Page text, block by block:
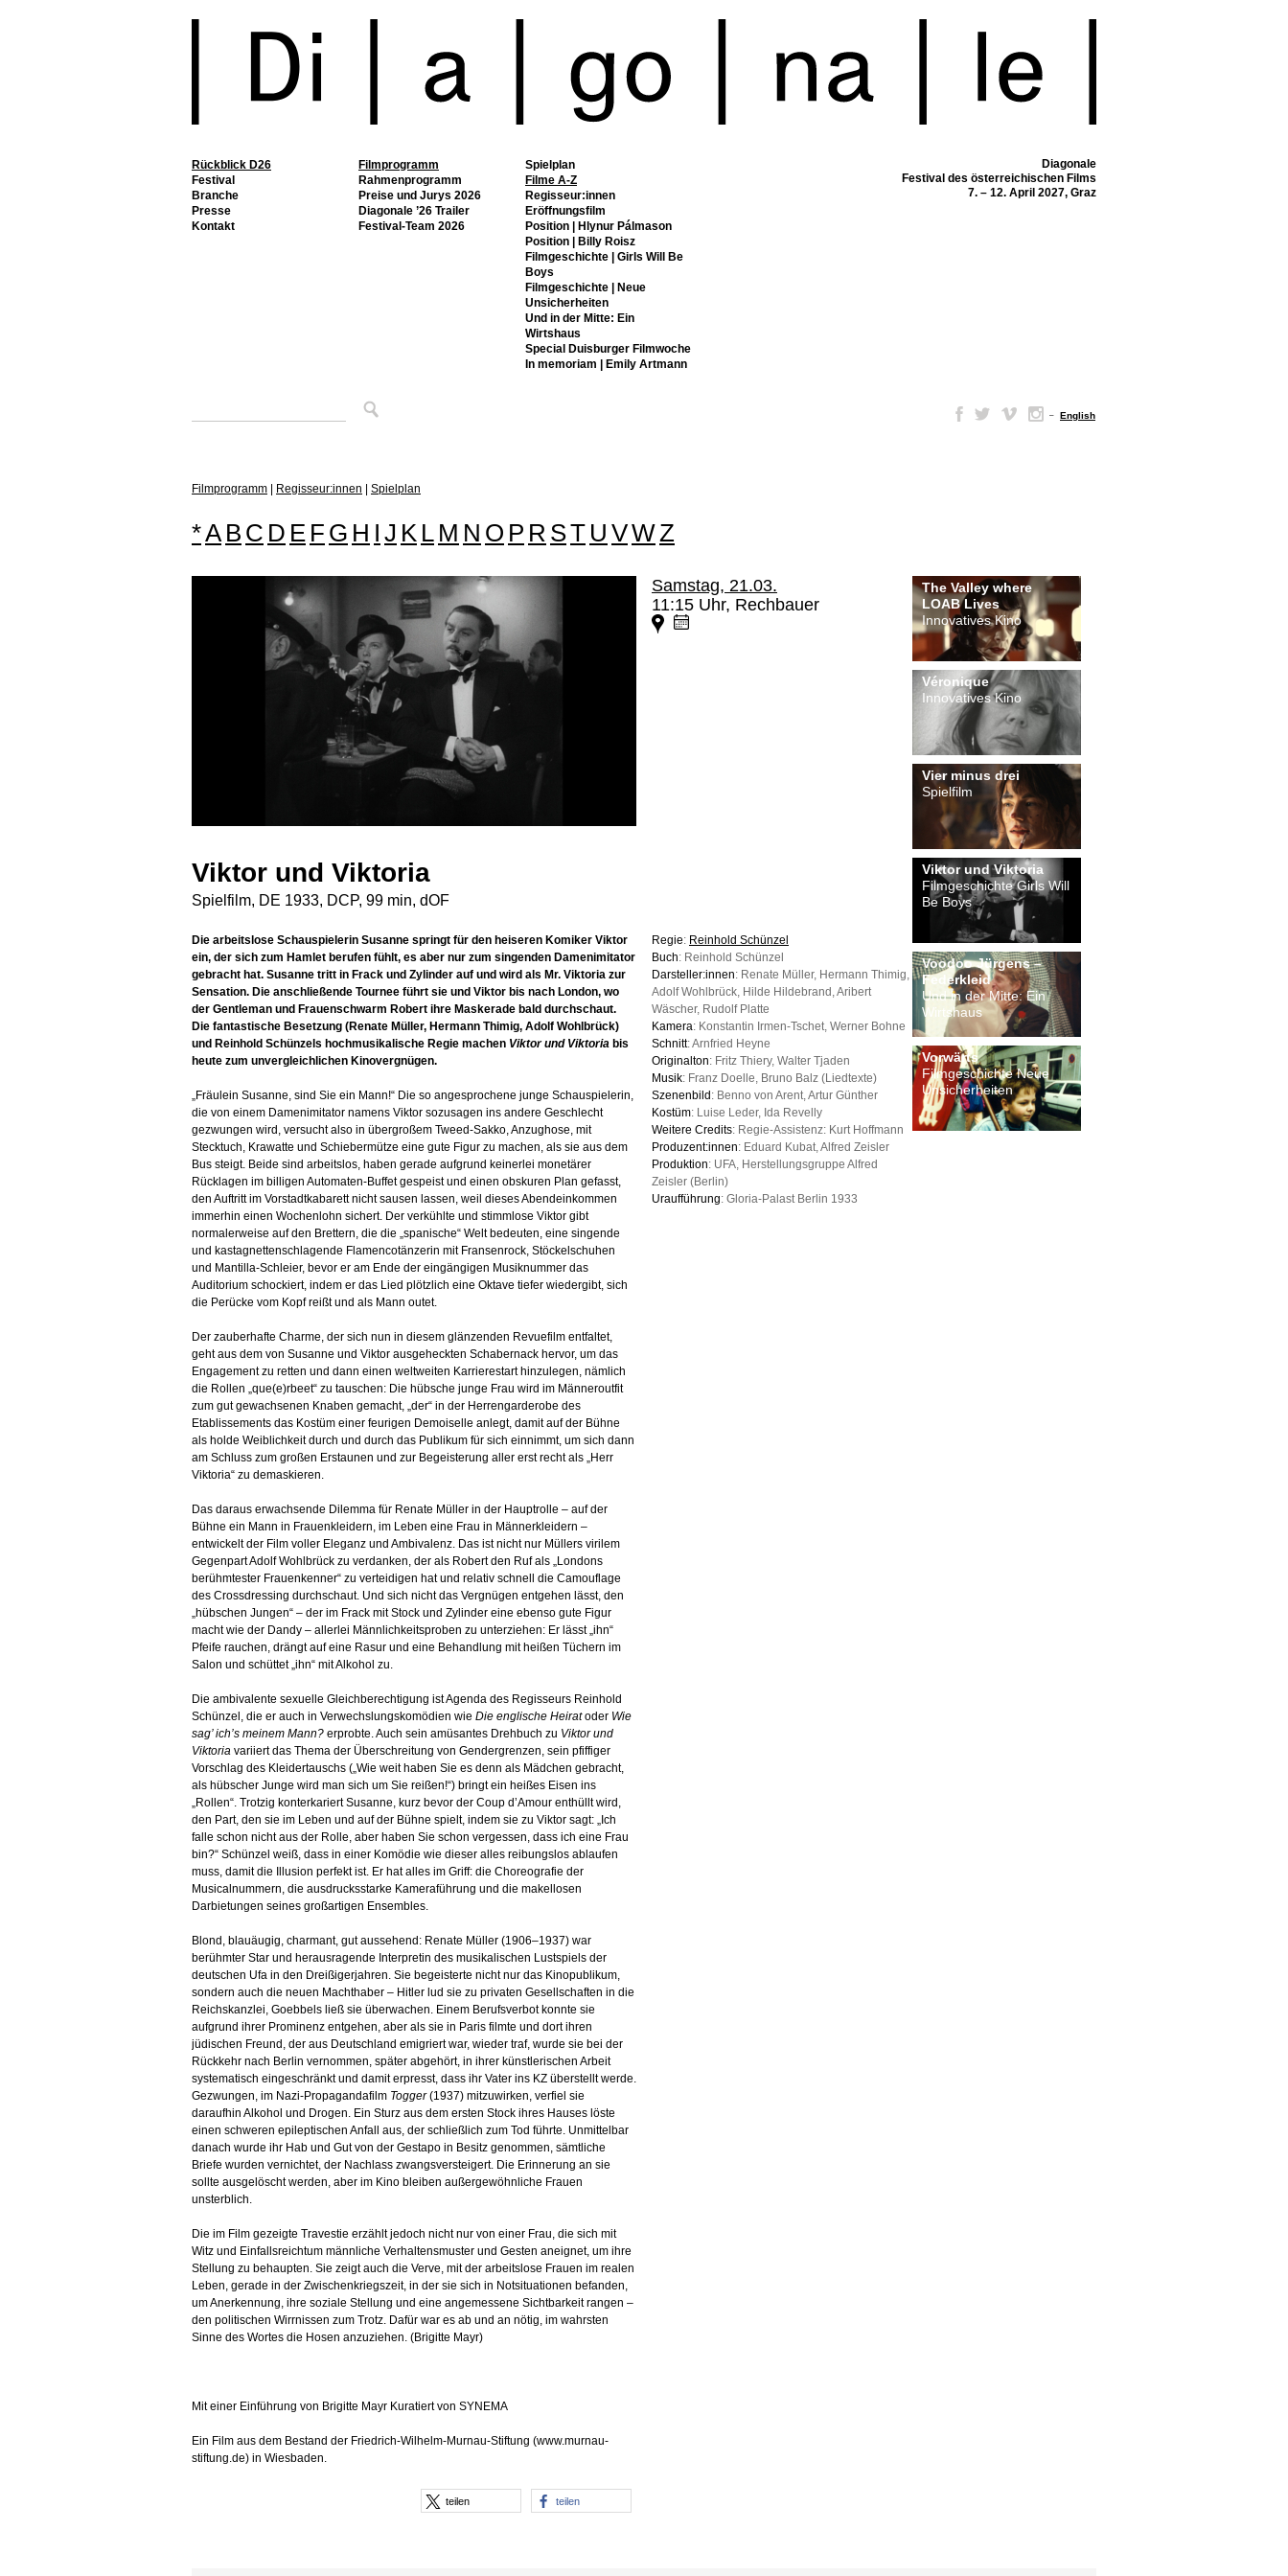
Rückblick D26 Filmprogramm
Spielplan
Filme A-Z
Regisseur:innen
Eröffnungsfilm
Position | Hlynur Pálmason
Position | Billy Roisz
Filmgeschichte | Girls Will Be
Boys
Filmgeschichte | Neue
Unsicherheiten
Und in der Mitte: Ein
Wirtshaus
Special Duisburger Filmwoche
In memoriam | Emily Artmann
Rahmenprogramm
Preise und Jurys 2026
Diagonale ’26 Trailer
Festival-Team 2026
Festival
Branche
Presse
Kontakt
Diagonale
Festival des österreichischen Films
7. – 12. April 2027, Graz
– English
Filmprogramm Regisseur:innen Spielplan
*A B C D E F G H I J K L M N O P R ST U VWZ
Samstag, 21.03.
11:15 Uhr, Rechbauer
Viktor und Viktoria
Spielfilm, DE 1933, DCP, 99 min, dOF
Die arbeitslose Schauspielerin Susanne springt für den heiseren Komiker Viktor
ein, der sich zum Hamlet berufen fühlt, es aber nur zum singenden Damenimitator
gebracht hat. Susanne tritt in Frack und Zylinder auf und wird als Mr. Viktoria zur
Sensation. Die anschließende Tournee führt sie und Viktor bis nach London, wo
der Gentleman und Frauenschwarm Robert ihre Maskerade bald durchschaut.
Die fantastische Besetzung (Renate Müller, Hermann Thimig, Adolf Wohlbrück)
und Reinhold Schünzels hochmusikalische Regie machen Viktor und Viktoria bis
heute zum unvergleichlichen Kinovergnügen.
„Fräulein Susanne, sind Sie ein Mann!“ Die so angesprochene junge Schauspielerin,
die von einem Damenimitator namens Viktor sozusagen ins andere Geschlecht
gezwungen wird, versucht also in übergroßem Tweed-Sakko, Anzughose, mit
Stecktuch, Krawatte und Schiebermütze eine gute Figur zu machen, als sie aus dem
Bus steigt. Beide sind arbeitslos, haben gerade aufgrund keinerlei monetärer
Rücklagen im billigen Automaten-Buffet gespeist und einen obskuren Plan gefasst,
den Auftritt im Vorstadtkabarett nicht sausen lassen, weil dieses Abendeinkommen
immerhin einen Wochenlohn sichert. Der verkühlte und stimmlose Viktor gibt
normalerweise auf den Brettern, die die „spanische“ Welt bedeuten, eine singende
und kastagnettenschlagende Flamencotänzerin mit Fransenrock, Stöckelschuhen
und Mantilla-Schleier, bevor er am Ende der eingängigen Musiknummer das
Auditorium schockiert, indem er das Lied plötzlich eine Oktave tiefer wiedergibt, sich
die Perücke vom Kopf reißt und als Mann outet.
Der zauberhafte Charme, der sich nun in diesem glänzenden Revuefilm entfaltet,
geht aus dem von Susanne und Viktor ausgeheckten Schabernack hervor, um das
Engagement zu retten und dann einen weltweiten Karrierestart hinzulegen, nämlich
die Rollen „que(e)rbeet“ zu tauschen: Die hübsche junge Frau wird im Männeroutfit
zum gut gewachsenen Knaben gemacht, „der“ in der Herrengarderobe des
Etablissements das Kostüm einer feurigen Demoiselle anlegt, damit auf der Bühne
als holde Weiblichkeit durch und durch das Publikum für sich einnimmt, um sich dann
am Schluss zum großen Erstaunen und zur Begeisterung aller erst recht als „Herr
Viktoria“ zu demaskieren.
Das daraus erwachsende Dilemma für Renate Müller in der Hauptrolle – auf der
Bühne ein Mann in Frauenkleidern, im Leben eine Frau in Männerkleidern –
entwickelt der Film voller Eleganz und Ambivalenz. Das ist nicht nur Müllers virilem
Gegenpart Adolf Wohlbrück zu verdanken, der als Robert den Ruf als „Londons
berühmtester Frauenkenner“ zu verteidigen hat und relativ schnell die Camouflage
des Crossdressing durchschaut. Und sich nicht das Vergnügen entgehen lässt, den
„hübschen Jungen“ – der im Frack mit Stock und Zylinder eine ebenso gute Figur
macht wie der Dandy – allerlei Männlichkeitsproben zu unterziehen: Er lässt „ihn“
Pfeife rauchen, drängt auf eine Rasur und eine Behandlung mit heißen Tüchern im
Salon und schüttet „ihn“ mit Alkohol zu.
Die ambivalente sexuelle Gleichberechtigung ist Agenda des Regisseurs Reinhold
Schünzel, die er auch in Verwechslungskomödien wie Die englische Heiratoder Wie
sag’ ich’s meinem Mann? erprobte. Auch sein amüsantes Drehbuch zu Viktor und
Viktoria variiert das Thema der Überschreitung von Gendergrenzen, sein pfiffiger
Vorschlag des Kleidertauschs („Wie weit haben Sie es denn als Mädchen gebracht,
als hübscher Junge wird man sich um Sie reißen!“) bringt ein heißes Eisen ins
„Rollen“. Trotzig konterkariert Susanne, kurz bevor der Coup d’Amour enthüllt wird,
den Part, den sie im Leben und auf der Bühne spielt, indem sie zu Viktor sagt: „Ich
falle schon nicht aus der Rolle, aber haben Sie schon vergessen, dass ich eine Frau
bin?“ Schünzel weiß, dass in einer Komödie wie dieser alles reibungslos ablaufen
muss, damit die Illusion perfekt ist. Er hat alles im Griff: die Choreografie der
Musicalnummern, die ausdrucksstarke Kameraführung und die makellosen
Darbietungen seines großartigen Ensembles.
Blond, blauäugig, charmant, gut aussehend: Renate Müller (1906–1937) war
berühmter Star und herausragende Interpretin des musikalischen Lustspiels der
deutschen Ufa in den Dreißigerjahren. Sie begeisterte nicht nur das Kinopublikum,
sondern auch die neuen Machthaber – Hitler lud sie zu privaten Gesellschaften in die
Reichskanzlei, Goebbels ließ sie überwachen. Einem Berufsverbot konnte sie
aufgrund ihrer Prominenz entgehen, aber als sie in Paris filmte und dort ihren
jüdischen Freund, der aus Deutschland emigriert war, wieder traf, wurde sie bei der
Rückkehr nach Berlin vernommen, später abgehört, in ihrer künstlerischen Arbeit
systematisch eingeschränkt und damit erpresst, dass ihr Vater ins KZ überstellt werde.
Gezwungen, im Nazi-Propagandafilm Togger(1937) mitzuwirken, verfiel sie
daraufhin Alkohol und Drogen. Ein Sturz aus dem ersten Stock ihres Hauses löste
einen schweren epileptischen Anfall aus, der schließlich zum Tod führte. Unmittelbar
danach wurde ihr Hab und Gut von der Gestapo in Besitz genommen, sämtliche
Briefe wurden vernichtet, der Nachlass zwangsversteigert. Die Erinnerung an sie
sollte ausgelöscht werden, aber im Kino bleiben außergewöhnliche Frauen
unsterblich.
Die im Film gezeigte Travestie erzählt jedoch nicht nur von einer Frau, die sich mit
Witz und Einfallsreichtum männliche Verhaltensmuster und Gesten aneignet, um ihre
Stellung zu behaupten. Sie zeigt auch die Verve, mit der arbeitslose Frauen im realen
Leben, gerade in der Zwischenkriegszeit, in der sie sich in Notsituationen befanden,
um Anerkennung, ihre soziale Stellung und eine angemessene Sichtbarkeit rangen –
den politischen Wirrnissen zum Trotz. Dafür war es ab und an nötig, im wahrsten
Sinne des Wortes die Hosen anzuziehen. (Brigitte Mayr)
Mit einer Einführung von Brigitte Mayr Kuratiert von SYNEMA
Ein Film aus dem Bestand der Friedrich-Wilhelm-Murnau-Stiftung (www.murnau-
stiftung.de) in Wiesbaden.
teilen teilen
Regie: Reinhold Schünzel
Buch: Reinhold Schünzel
Darsteller:innen: Renate Müller, Hermann Thimig,
Adolf Wohlbrück, Hilde Hildebrand, Aribert
Wäscher, Rudolf Platte
Kamera: Konstantin Irmen-Tschet, Werner Bohne
Schnitt: Arnfried Heyne
Originalton: Fritz Thiery, Walter Tjaden
Musik: Franz Doelle, Bruno Balz (Liedtexte)
Szenenbild : Benno von Arent, Artur Günther
Kostüm: Luise Leder, Ida Revelly
Weitere Credits: Regie-Assistenz: Kurt Hoffmann
Produzent:innen: Eduard Kubat, Alfred Zeisler
Produktion: UFA, Herstellungsgruppe Alfred
Zeisler (Berlin)
Uraufführung: Gloria-Palast Berlin 1933
The Valley where
LOAB Lives
Innovatives Kino
Véronique
Innovatives Kino
Vier minus drei
Spielfilm
Viktor und Viktoria
Filmgeschichte Girls Will
Be Boys
Voodoo Jürgens –
Federkleid
Und in der Mitte: Ein
Wirtshaus
Vorwärts
Filmgeschichte Neue
Unsicherheiten